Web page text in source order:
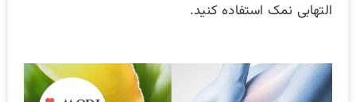
التهابی نمک استفاده کنید.